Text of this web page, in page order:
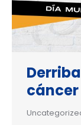
cáncer